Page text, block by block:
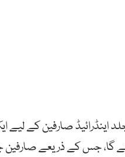
اینڈرائیڈ صارفین کے لیے
گا، جس کے ذریعے